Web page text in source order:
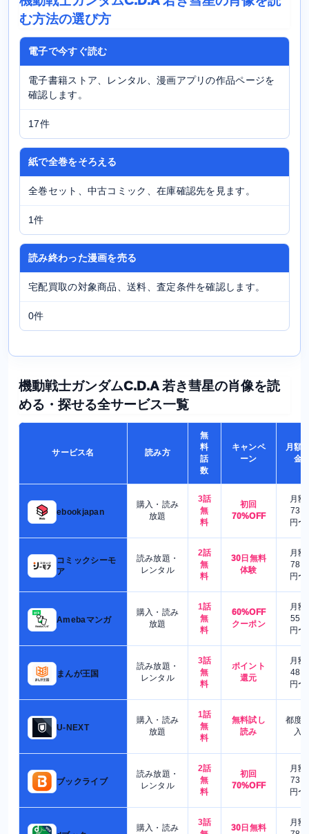
む方法の選び方
電子で今すぐ読む
電子書籍ストア、レンタル、漫画アプリの作品ページを
確認します。
17件
紙で全巻をそろえる
全巻セット、中古コミック、在庫確認先を見ます。
1件
読み終わった漫画を売る
宅配買取の対象商品、送料、査定条件を確認します。
0件
機動戦士ガンダムC.D.A 若き彗星の肖像を読
める・探せる全サービス一覧
サービス名 読み方
無
料
話
数
キャンペ
ーン
月額
金
ebookjapan
購入・読み
放題
3話
無
料
初回
70%OFF
月額
730
円〜
コミックシーモ
ア
読み放題・
レンタル
2話
無
料
30日無料
体験
月額
780
円〜
Amebaマンガ
購入・読み
放題
1話
無
料
60%OFF
クーポン
月額
550
円〜
まんが王国
読み放題・
レンタル
3話
無
料
ポイント
還元
月額
480
円〜
U-NEXT
購入・読み
放題
1話
無
料
無料試し
読み
都度
入
ブックライブ
読み放題・
レンタル
2話
無
料
初回
70%OFF
月額
730
円〜
購入・読み
3話
30日無料
月額